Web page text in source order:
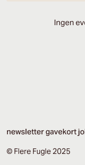
Ingen
newslettergavekort
© Flere Fugle 2025